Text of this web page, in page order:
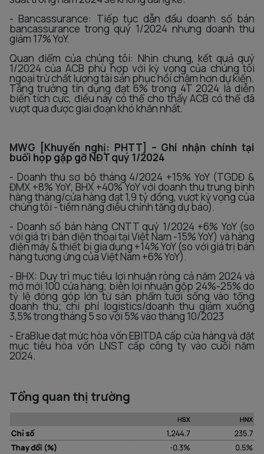
- Bancassurance: Tiếp tục dẫn đầu doanh số bán
bancassurance trong quý 1/2024 nhưng doanh thu
giảm 17% YoY.
Quan điểm của chúng tôi: Nhìn chung, kết quả quý
1/2024 của ACB phù hợp với kỳ vọng của chúng tôi
ngoại trừ chất lượng tài sản phục hồi chậm hơn dự kiến.
Tăng trưởng tín dụng đạt 6% trong 4T 2024 là diễn
biến tích cực, điều này có thể cho thấy ACB có thể đã
vượt qua được giai đoạn khó khăn nhất.
MWG [Khuyến nghị: PHTT] – Ghi nhận chính tại
buổi họp gặp gỡ NĐT quý 1/2024
- Doanh thu sơ bộ tháng 4/2024 +15% YoY (TGDĐ &
ĐMX +8% YoY; BHX +40% YoY với doanh thu trung bình
hàng tháng/cửa hàng đạt 1,9 tỷ đồng, vượt kỳ vọng của
chúng tôi - tiềm năng điều chỉnh tăng dự báo).
- Doanh số bán hàng CNTT quý 1/2024 +6% YoY (so
với giá trị bán điện thoại tại Việt Nam -15% YoY) và hàng
điện máy & thiết bị gia dụng +14% YoY (so với giá trị bán
hàng tương ứng của Việt Nam +6% YoY).
- BHX: Duy trì mục tiêu lợi nhuận ròng cả năm 2024 và
mở mới 100 cửa hàng; biên lợi nhuận gộp 24%-25% do
tỷ lệ đóng góp lớn từ sản phẩm tươi sống vào tổng
doanh thu; chi phí logistics/doanh thu giảm xuống
3,5% trong tháng 5 so với 5% vào tháng 10/2023
- EraBlue đạt mức hòa vốn EBITDA cấp cửa hàng và đặt
mục tiêu hòa vốn LNST cấp công ty vào cuối năm
2024.
Tổng quan thị trường